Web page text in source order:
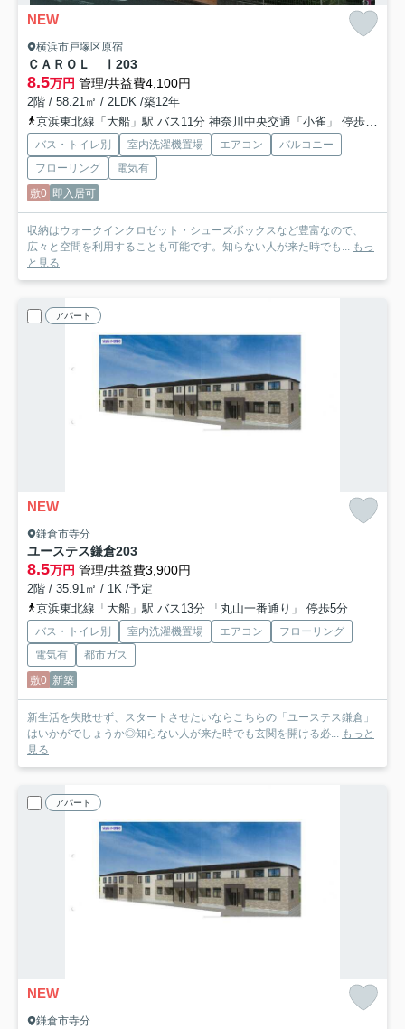
NEW
横浜市戸塚区原宿
ＣＡＲＯＬ Ⅰ 203
8.5万円 管理/共益費4,100円
2階 / 58.21㎡ / 2LDK /築12年
京浜東北線「大船」駅 バス11分 神奈川中央交通「小雀」 停歩15分
バス・トイレ別 室内洗濯機置場 エアコン
バルコニー
フローリング
電気有
敷0 即入居可
収納はウォークインクロゼット・シューズボックスなど豊富なので、
広々と空間を利用することも可能です。知らない人が来た時でも...
もっ
と見る
アパート
NEW
鎌倉市寺分
ユーステス鎌倉203
8.5万円 管理/共益費3,900円
2階 / 35.91㎡ / 1K /予定
京浜東北線「大船」駅 バス13分 「丸山一番通り」 停歩5分
バス・トイレ別 室内洗濯機置場 エアコン
フローリング
電気有
都市ガス
敷0 新築
新生活を失敗せず、スタートさせたいならこちらの「ユーステス鎌倉」
はいかがでしょうか◎知らない人が来た時でも玄関を開ける必...
もっと
見る
アパート
NEW
鎌倉市寺分